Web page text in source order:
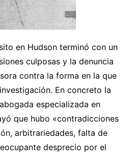
en Hudson terminó con un
culposas y la denuncia
contra la forma en la que
En concreto la
especializada en
que hubo «contradicciones
arbitrariedades, falta de
desprecio por el